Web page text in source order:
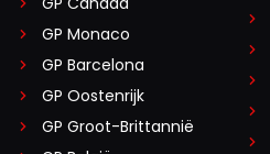
GP Monaco
GP Barcelona
GP Oostenrijk
GP Groot-Brittannië